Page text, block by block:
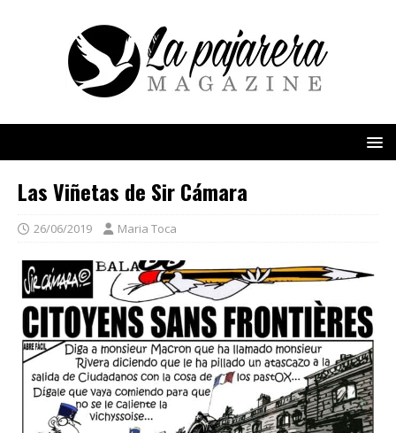
Las Viñetas de Sir Cámara
26/06/2019 Maria Toca